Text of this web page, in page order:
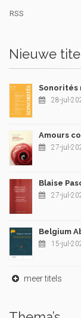
RSS
Nieuwe
Sonorités
28-jul-
Amours
27-jul-
Blaise
27-jul-
Belgium
15-jul-
meer titels